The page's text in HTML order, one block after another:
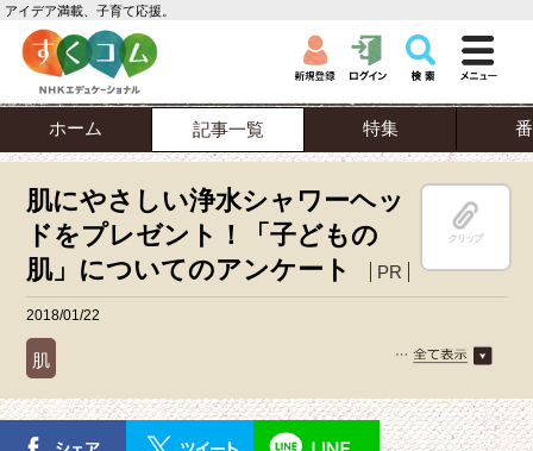
アイデア満載、子育て応援。
ホーム 記事一覧 特集
肌にやさしい浄水シャワーヘッ
ドをプレゼント！「子どもの
肌」についてのアンケート
PR
クリップ
2018/01/22
肌